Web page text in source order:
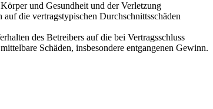
und Gesundheit und der Verletzung
die vertragstypischen Durchschnittsschäden
des Betreibers auf die bei Vertragsschluss
Schäden, insbesondere entgangenen Gewinn.